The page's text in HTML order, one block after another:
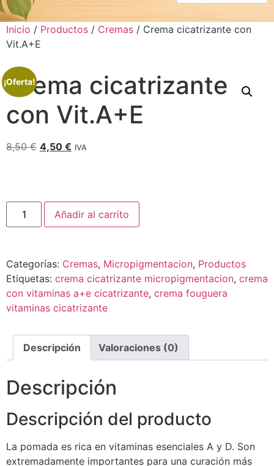
Inicio / Productos / Cremas / Crema cicatrizante con
Vit.A+E
¡Oferta!
Crema cicatrizante
con Vit.A+E
8,50€ 4,50 € IVA
Añadir al carrito
Categorías: Cremas, Micropigmentacion, Productos
Etiquetas: crema cicatrizante micropigmentacion, crema
con vitaminas a+e cicatrizante, crema fouguera
vitaminas cicatrizante
Descripción Valoraciones (0)
Descripción
Descripción del producto
La pomada es rica en vitaminas esenciales A y D. Son
extremadamente importantes para una curación más